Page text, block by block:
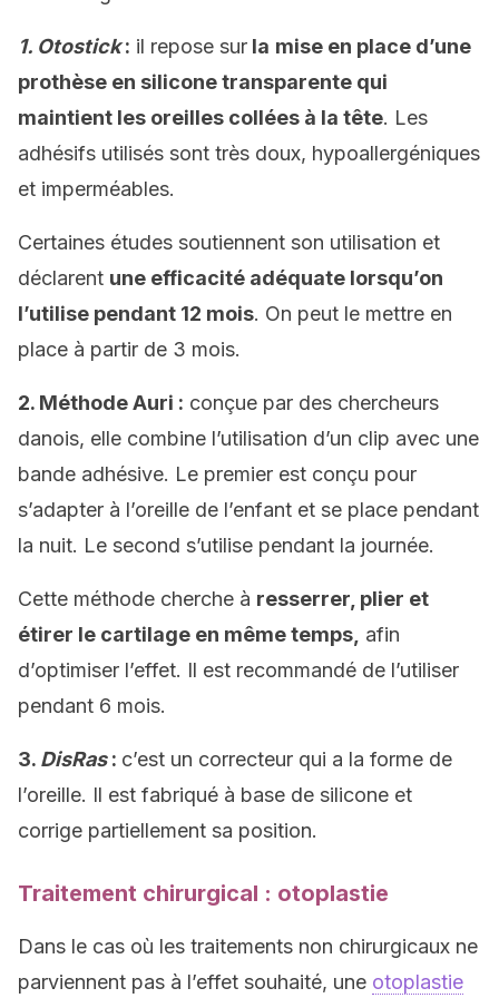
1. Otostick: il repose sur la mise en place d’une
prothèse en silicone transparente qui
maintient les oreilles collées à la tête. Les
adhésifs utilisés sont très doux, hypoallergéniques
et imperméables.
Certaines études soutiennent son utilisation et
déclarent une efficacité adéquate lorsqu’on
l’utilise pendant 12 mois. On peut le mettre en
place à partir de 3 mois.
2. Méthode Auri : conçue par des chercheurs
danois, elle combine l’utilisation d’un clip avec une
bande adhésive. Le premier est conçu pour
s’adapter à l’oreille de l’enfant et se place pendant
la nuit. Le second s’utilise pendant la journée.
Cette méthode cherche à resserrer, plier et
étirer le cartilage en même temps, afin
d’optimiser l’effet. Il est recommandé de l’utiliser
pendant 6 mois.
3. DisRas: c’est un correcteur qui a la forme de
l’oreille. Il est fabriqué à base de silicone et
corrige partiellement sa position.
Traitement chirurgical : otoplastie
Dans le cas où les traitements non chirurgicaux ne
parviennent pas à l’effet souhaité, une otoplastie